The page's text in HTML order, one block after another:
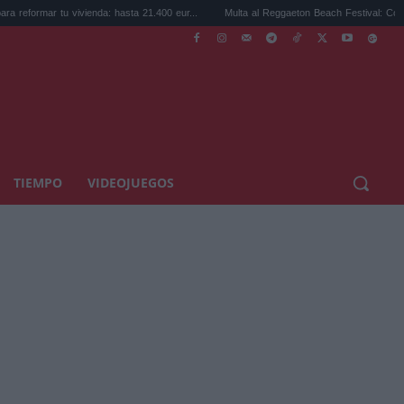
tu vivienda: hasta 21.400 eur... Multa al Reggaeton Beach Festival: Consumo
TIEMPO VIDEOJUEGOS